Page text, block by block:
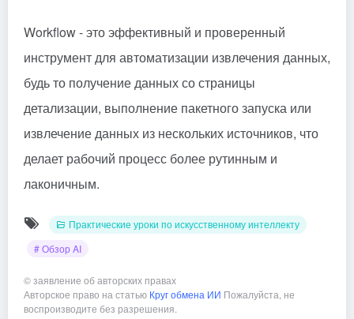
Workflow - это эффективный и проверенный
инструмент для автоматизации извлечения данных,
будь то получение данных со страницы
детализации, выполнение пакетного запуска или
извлечение данных из нескольких источников, что
делает рабочий процесс более рутинным и
лаконичным.
Практические уроки по искусственному интеллекту
# Обзор AI
©заявление об авторских правах
Авторское право на статью Круг обмена ИИ Пожалуйста, не
воспроизводите без разрешения.